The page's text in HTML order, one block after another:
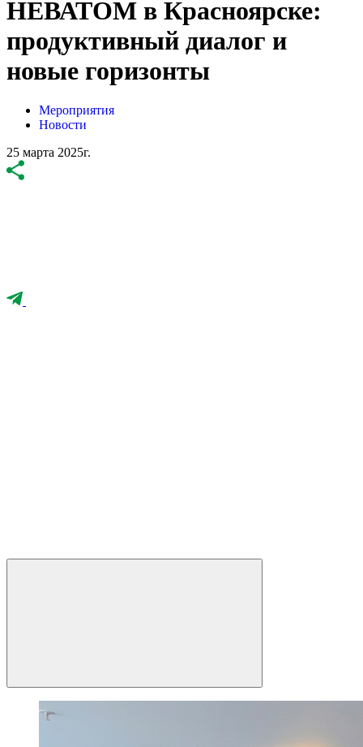
НЕВАТОМ в Красноярске:
продуктивный диалог и
новые горизонты
Мероприятия
Новости
25 марта 2025г.